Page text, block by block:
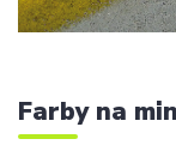
Farby na